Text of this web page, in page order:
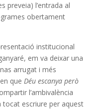
preveia) l’entrada al
obertament
institucional
em va deixar una
arrugat i més
que Déu escanya però
l’ambivalència
tocat escriure per aquest